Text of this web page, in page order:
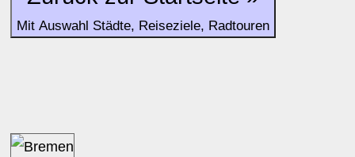
Mit Auswahl Städte, Reiseziele, Radtouren